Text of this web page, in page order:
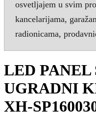
osvetljajem u svim
kancelarijama,
radionicama,
LED PANEL
UGRADNI
XH-